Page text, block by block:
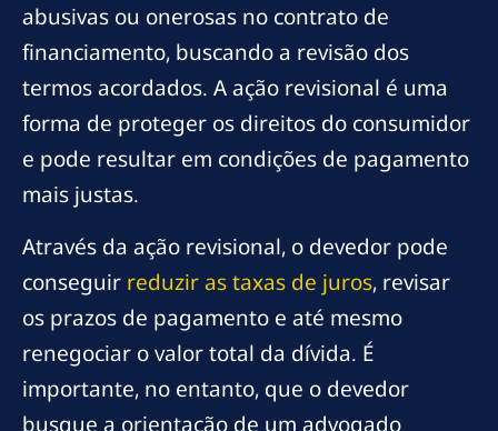
abusivas ou onerosas no contrato de
financiamento, buscando a revisão dos
termos acordados. A ação revisional é uma
forma de proteger os direitos do consumidor
e pode resultar em condições de pagamento
mais justas.
Através da ação revisional, o devedor pode
conseguir reduzir as taxas de juros, revisar
os prazos de pagamento e até mesmo
renegociar o valor total da dívida. É
importante, no entanto, que o devedor
busque a orientação de um advogado